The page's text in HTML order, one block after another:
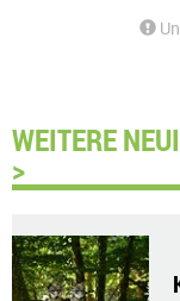
WEITERE
>